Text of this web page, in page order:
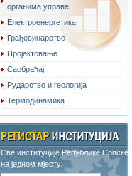
органима управе
Електроенергетика
Грађевинарство
Пројектовање
Саобраћај
Рударство и геологија
Термодинамика
Све институције Републике Српске
на једном мјесту.